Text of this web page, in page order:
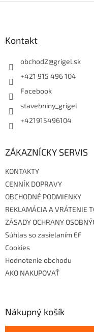
Kontakt
obchod2@grigel.sk
+421 915 496 104
Facebook
stavebniny_grigel
+421915496104
ZÁKAZNÍCKY SERVIS
KONTAKTY
CENNÍK DOPRAVY
OBCHODNÉ PODMIENKY
REKLAMÁCIA A VRÁTENIE
ZÁSADY OCHRANY
Súhlas so zasielaním EF
Cookies
Hodnotenie obchodu
AKO NAKUPOVAŤ
Nákupný košík